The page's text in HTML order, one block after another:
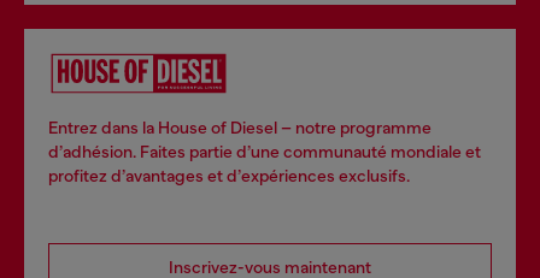
Entrez dans la House of Diesel – notre programme
d’adhésion. Faites partie d’une communauté mondiale et
profitez d’avantages et d’expériences exclusifs.
Inscrivez-vous maintenant